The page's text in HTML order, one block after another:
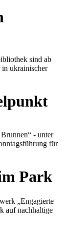
sind ab
in ukrainischer
- unter
für
Park
„Engagierte
auf nachhaltige